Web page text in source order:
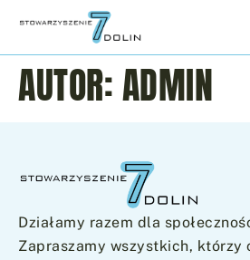
AUTOR:ADMIN
Działamy razem dla
Zapraszamy wszystkich, którzy